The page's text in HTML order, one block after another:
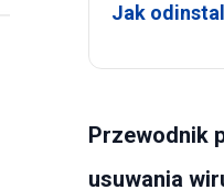
Jak
Przewodnik
usuwania